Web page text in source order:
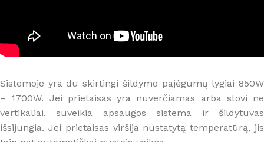
Sistemoje yra du skirtingi šildymo pajėgumų lygiai 850W
– 1700W. Jei prietaisas yra nuverčiamas arba stovi ne
vertikaliai, suveikia apsaugos sistema ir šildytuvas
išsijungia. Jei prietaisas viršija nustatytą temperatūrą, jis